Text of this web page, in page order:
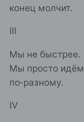
конец молчит.
III
Мы не быстрее.
Мы просто идём
по‑разному.
IV